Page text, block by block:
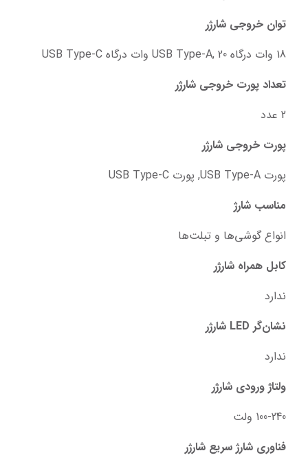
توان خروجی شارژر
18 وات درگاه USB Type-A, 20 وات درگاه USB Type-C
تعداد پورت خروجی شارژر
2 عدد
پورت خروجی شارژر
پورت USB Type-A, پورت USB Type-C
مناسب شارژ
انواع گوشی‌ها و تبلت‌ها
کابل همراه شارژر
ندارد
نشان‌گر LED شارژر
ندارد
ولتاژ ورودی شارژر
100-240 ولت
فناوری شارژ سریع شارژر